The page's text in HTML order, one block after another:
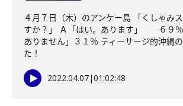
４月７日（木）のアンケー島 「くしゃみ
すか？」 Ａ「はい。あります」 ６９％
ありません」３１％ ティーサージ的沖縄
た！
2022.04.07|01:02:48